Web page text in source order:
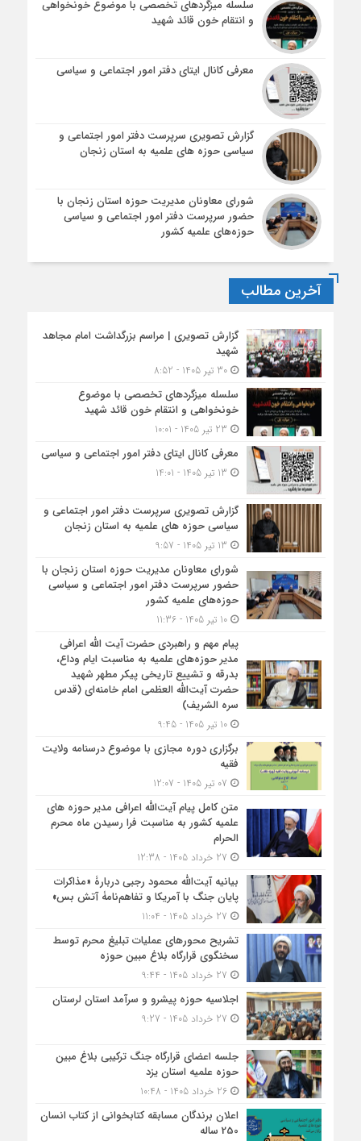
سلسله میزگردهای تخصصی با موضوع خونخواهی
و انتقام خون قائد شهید
معرفی کانال ایتای دفتر امور اجتماعی و سیاسی
گزارش تصویری سرپرست دفتر امور اجتماعی و
سیاسی حوزه های علمیه به استان زنجان
شورای معاونان مدیریت حوزه استان زنجان با
حضور سرپرست دفتر امور اجتماعی و سیاسی
حوزه‌های علمیه کشور
آخرین مطالب
گزارش تصویری | مراسم بزرگداشت امام مجاهد
شهید
30 تیر 1405 - 8:52
سلسله میزگردهای تخصصی با موضوع
خونخواهی و انتقام خون قائد شهید
معرفی کانال ایتای دفتر امور اجتماعی و سیاسی
گزارش تصویری سرپرست دفتر امور اجتماعی و
سیاسی حوزه های علمیه به استان زنجان
شورای معاونان مدیریت حوزه استان زنجان با
حضور سرپرست دفتر امور اجتماعی و سیاسی
حوزه‌های علمیه کشور
10 تیر 1405 - 11:36
پیام مهم و راهبردی حضرت آیت الله اعرافی
مدیر حوزه‌های علمیه به مناسبت ایام وداع،
بدرقه و تشییع تاریخی پیکر مطهر شهید
حضرت آیت‌الله العظمی امام خامنه‌ای (قدس
سره الشریف)
10 تیر 1405 - 9:45
برگزاری دوره مجازی با موضوع درسنامه ولایت
فقیه
متن کامل پیام آیت‌الله اعرافی مدیر حوزه های
علمیه کشور به مناسبت فرا رسیدن ماه محرم
الحرام
بیانیه آیت‌الله محمود رجبی دربارۀ «مذاکرات
پایان جنگ با آمریکا و تفاهم‌نامۀ آتش بس»
تشریح محورهای عملیات تبلیغ محرم توسط
سخنگوی قرارگاه بلاغ مبین حوزه
اجلاسیه حوزه پیشرو و سرآمد استان لرستان
جلسه اعضای قرارگاه جنگ ترکیبی بلاغ مبین
حوزه علمیه استان یزد
26 خرداد 1405 - 10:48
اعلان برندگان مسابقه کتابخوانی از کتاب انسان
250 ساله